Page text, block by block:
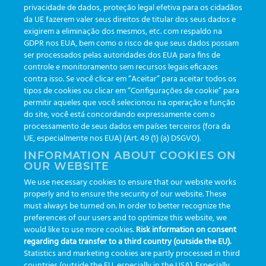
Updates(19)
Events (19)
Features(35)
Newsletters(111)
TAGS
auditoria automação
congresso customização dashboard DICQ eficiência
enterprise etrack flebotomista governança clínica
GreinerBioOne greinerbioonebr HL7 IA informação
inovação ISO15189 laboratório novas tecnologias PALC
preanalitica processo de coleta produtividade
privacidade de dados, proteção legal efetiva para os cidadãos
da UE fazerem valer seus direitos de titular dos seus dados e
exigirem a eliminação dos mesmos, etc. com respaldo na
GDPR nos EUA, bem como o risco de que seus dados possam
ser processados pelas autoridades dos EUA para fins de
controle e monitoramento sem recursos legais eficazes
contra isso. Se você clicar em “Aceitar” para aceitar todos os
tipos de cookies ou clicar em “Configurações de cookie” para
permitir aqueles que você selecionou na operação e função
do site, você está concordando expressamente com o
processamento de seus dados em países terceiros (fora da
UE, especialmente nos EUA) (Art. 49 (1) (a) DSGVO).
INFORMATION ABOUT COOKIES ON
OUR WEBSITE
We use necessary cookies to ensure that our website works
properly and to ensure the security of our website. These
must always be turned on. In order to better recognize the
preferences of our users and to optimize this website, we
would like to use more cookies.Risk information on consent
regarding data transfer to a third country (outside the EU).
Statistics and marketing cookies are partly processed in third